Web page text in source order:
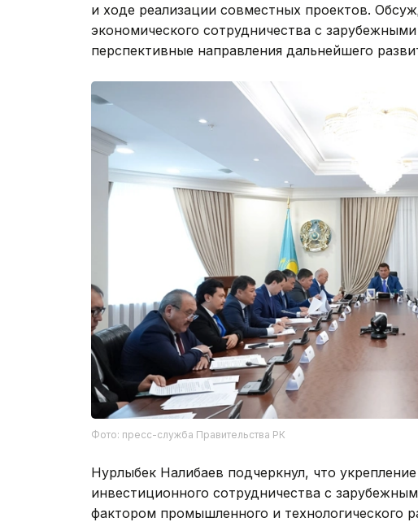
и ходе реализации совместных проектов.
экономического сотрудничества с
перспективные направления дальнейшего
Фото: пресс-служба Правительства РК
Нурлыбек Налибаев подчеркнул, что
инвестиционного сотрудничества с
фактором промышленного и технологического